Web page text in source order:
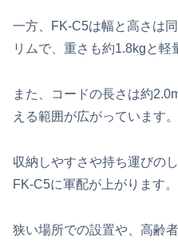
一方、FK‑C5は幅と高さは
リムで、重さも約1.8kgと軽
また、コードの長さは約
える範囲が広がっています。
収納しやすさや持ち運びの
FK‑C5に軍配が上がります。
狭い場所での設置や、高齢